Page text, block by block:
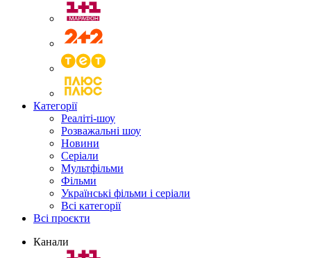
Категорії
Реаліті-шоу
Розважальні шоу
Новини
Серіали
Мультфільми
Фільми
Українські фільми і серіали
Всі категорії
Всі проєкти
Канали